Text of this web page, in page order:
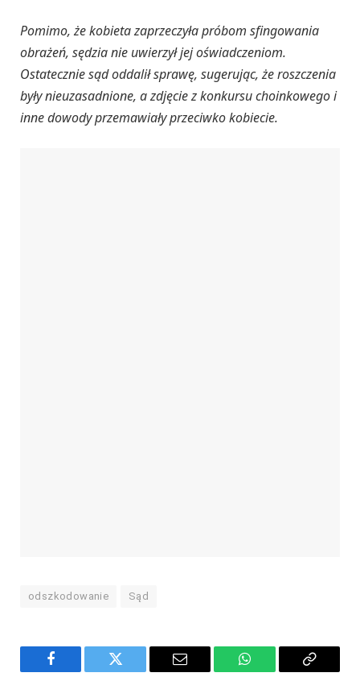
Pomimo, że kobieta zaprzeczyła próbom sfingowania
obrażeń, sędzia nie uwierzył jej oświadczeniom.
Ostatecznie sąd oddalił sprawę, sugerując, że roszczenia
były nieuzasadnione, a zdjęcie z konkursu choinkowego i
inne dowody przemawiały przeciwko kobiecie.
odszkodowanie Sąd
Facebook Twitter Email WhatsAppCopy